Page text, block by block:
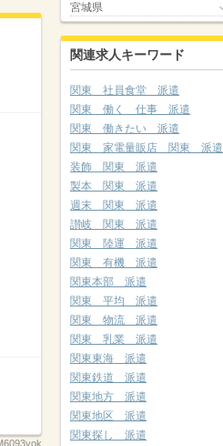
宮城県
関連求人キーワード
関東 社員食堂 派遣
関東 働く 仕事 派遣
関東 働きたい 派遣
関東 家電量販店 関東 派遣
装飾 関東 派遣
製本 関東 派遣
週末 関東 派遣
讃岐 関東 派遣
関東 陸運 派遣
関東 有機 派遣
関東本部 派遣
関東 平均 派遣
関東 物流 派遣
関東 乳業 派遣
関東東海 派遣
関東鉄道 派遣
関東地方 派遣
関東地区 派遣
関東探し 派遣